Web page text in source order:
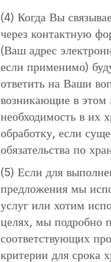
(4) Когда Вы
через контактную
(Ваш адрес
если применимо)
ответить на Ваши
возникающие в этом
необходимость в их
обработку, если
обязательства по
(5) Если для
предложения мы
услуг или хотим
целях, мы подробно
соответствующих
критерии для срока